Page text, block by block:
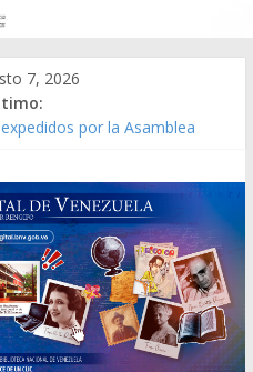
7, 2026
por la Asamblea
gráfico]
Venezuela año CXXXIII Mes V,
38.394
Modesta Bor